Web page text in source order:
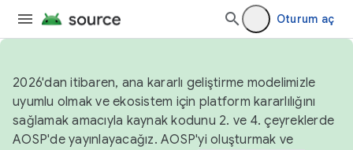
Oturum aç
2026'dan itibaren, ana kararlı geliştirme modelimizle
uyumlu olmak ve ekosistem için platform kararlılığını
sağlamak amacıyla kaynak kodunu 2. ve 4. çeyreklerde
AOSP'de yayınlayacağız. AOSP'yi oluşturmak ve